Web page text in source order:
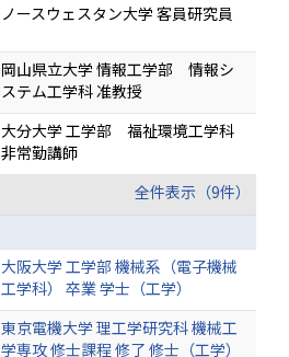
ノースウェスタン大学 客員研究員
岡山県立大学 情報工学部 情報シ
ステム工学科 准教授
大分大学 工学部 福祉環境工学科
非常勤講師
全件表示（9件）
大阪大学 工学部 機械系（電子機械
工学科） 卒業 学士（工学）
東京電機大学 理工学研究科 機械工
学専攻 修士課程 修了 修士（工学）